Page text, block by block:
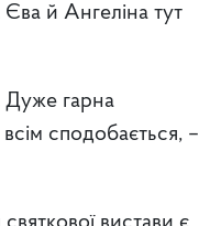
Єва й Ангеліна тут
Дуже гарна
сподобається, –